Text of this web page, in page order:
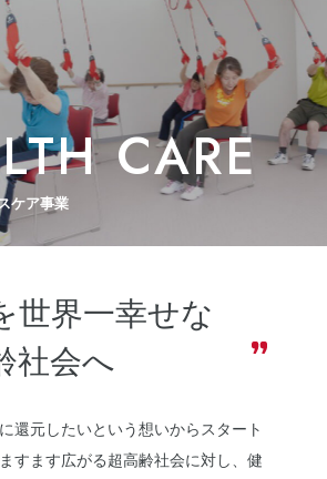
CARE
ケア事業
世界一幸せな
社会へ
還元したいという想いからスタート
すます広がる超高齢社会に対し、健